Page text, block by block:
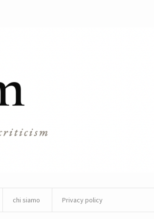
chi siamo Privacy policy